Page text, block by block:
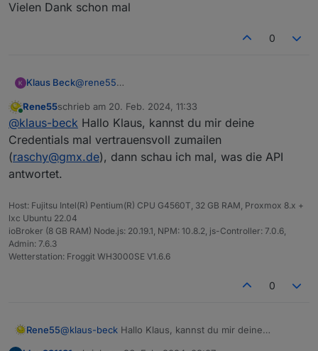
Vielen Dank schon mal
0
Klaus Beck@rene55
Ich bin noch recht neu auf dem Gebiet REST API.
Die Jungs von SolarmanPV haben nun endlich
reagiert.Sie hätten gerne das Problem näher
geschildert. Am besten ein Screenshoot des CURL.
Kannst du mir bitte ein einfaches Beispiel für den
bereitstellen. Damit lässt sich dann bestimmt
eingrenzen, ob meine Anmeldedaten noch auf die
API kommen.
Online
Rene55schrieb am 20. Feb. 2024, 11:33
zuletzt editiert von
@klaus-beck Hallo Klaus, kannst du mir deine
Credentials mal vertrauensvoll zumailen
(raschy@gmx.de), dann schau ich mal, was die API
antwortet.
Host: Fujitsu Intel(R) Pentium(R) CPU G4560T, 32 GB RAM, Proxmox 8.x +
lxc Ubuntu 22.04
ioBroker (8 GB RAM) Node.js: 20.19.1, NPM: 10.8.2, js-Controller: 7.0.6,
Admin: 7.6.3
Wetterstation: Froggit WH3000SE V1.6.6
0
Rene55@klaus-beck Hallo Klaus, kannst du mir deine